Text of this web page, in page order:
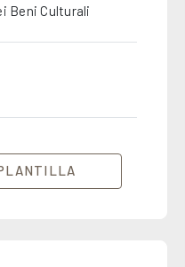
Beni Culturali